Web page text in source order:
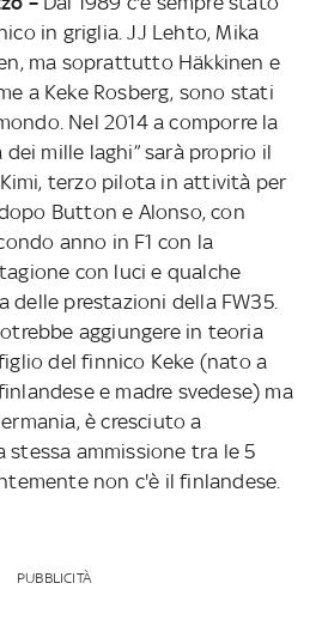
in griglia. JJ Lehto, Mika
ma soprattutto Häkkinen e
a Keke Rosberg, sono stati
Nel 2014 a comporre la
mille laghi” sarà proprio il
terzo pilota in attività per
Button e Alonso, con
anno in F1 con la
con luci e qualche
delle prestazioni della FW35.
aggiungere in teoria
del finnico Keke (nato a
e madre svedese) ma
è cresciuto a
stessa ammissione tra le 5
non c'è il finlandese.
PUBBLICITÀ